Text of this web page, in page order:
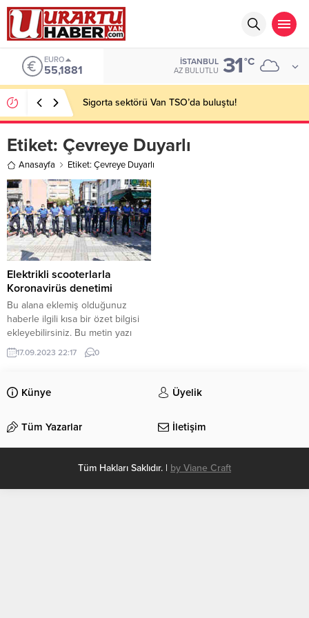
EURO
55,1881
İSTANBUL
AZ BULUTLU 31°C
Sigorta sektörü Van TSO’da buluştu!
Etiket: Çevreye Duyarlı
Anasayfa Etiket: Çevreye Duyarlı
Elektrikli scooterlarla
Koronavirüs denetimi
Bu alana eklemiş olduğunuz
haberle ilgili kısa bir özet bilgisi
ekleyebilirsiniz. Bu metin yazı
düzenleme sayfasında “Özet”
bölümünden eklenebilir. Özet
olarak bu şekilde gösterilir,
eklenmemişse bu alan boş kalır.
17.09.2023 22:17 0
Künye Üyelik
Tüm Yazarlar İletişim
Tüm Hakları Saklıdır. | by Viane Craft